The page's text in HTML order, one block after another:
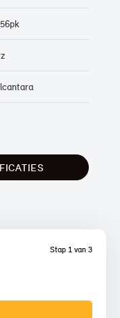
Stap 1 van 3